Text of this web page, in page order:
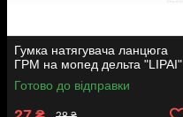
Гумка натягувача ланцюга
ГРМ на мопед дельта "LIPAI"
Готово до відправки